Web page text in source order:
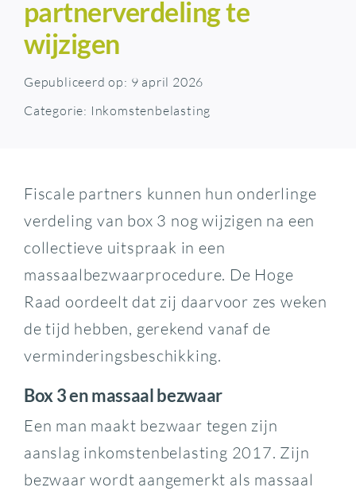
partnerverdeling te
wijzigen
Gepubliceerd op: 9 april 2026
Categorie: Inkomstenbelasting
Fiscale partners kunnen hun onderlinge
verdeling van box 3 nog wijzigen na een
collectieve uitspraak in een
massaalbezwaarprocedure. De Hoge
Raad oordeelt dat zij daarvoor zes weken
de tijd hebben, gerekend vanaf de
verminderingsbeschikking.
Box 3 en massaal bezwaar
Een man maakt bezwaar tegen zijn
aanslag inkomstenbelasting 2017. Zijn
bezwaar wordt aangemerkt als massaal